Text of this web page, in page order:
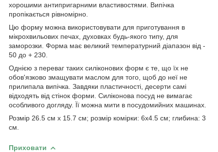
хорошими антипригарними властивостями. Випічка
пропікається рівномірно.
Цю форму можна використовувати для приготування в
мікрохвильових печах, духовках будь-якого типу, для
заморозки. Форма має великий температурний діапазон від -
50 до + 230.
Однією з переваг таких силіконових форм є те, що їх не
обов'язково змащувати маслом для того, щоб до неї не
прилипала випічка. Завдяки пластичності, десерти самі
відходять від стінок форми. Силіконова посуд не вимагає
особливого догляду. Її можна мити в посудомийних машинах.
Розмір 26.5 см х 15.7 см; розмір комірки: 6х4.5 см; глибина: 3
см.
Приховати